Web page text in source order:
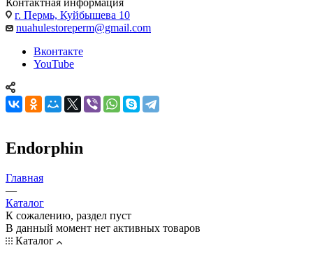
Контактная информация
г. Пермь, Куйбышева 10
nuahulestoreperm@gmail.com
Вконтакте
YouTube
Endorphin
Главная
—
Каталог
К сожалению, раздел пуст
В данный момент нет активных товаров
Каталог